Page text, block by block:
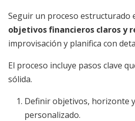
Seguir un proceso estructurado
objetivos financieros claros y
improvisación y planifica con
El proceso incluye pasos clave
sólida.
Definir objetivos, horizonte
personalizado.